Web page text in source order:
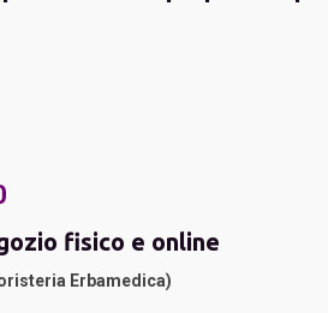
fisico e online
Erbamedica)